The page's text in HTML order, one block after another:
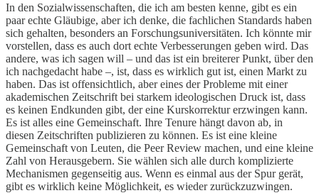
In den Sozialwissenschaften, die ich am besten kenne, gibt es ein
paar echte Gläubige, aber ich denke, die fachlichen Standards haben
sich gehalten, besonders an Forschungsuniversitäten. Ich könnte mir
vorstellen, dass es auch dort echte Verbesserungen geben wird. Das
andere, was ich sagen will – und das ist ein breiterer Punkt, über den
ich nachgedacht habe –, ist, dass es wirklich gut ist, einen Markt zu
haben. Das ist offensichtlich, aber eines der Probleme mit einer
akademischen Zeitschrift bei starkem ideologischen Druck ist, dass
es keinen Endkunden gibt, der eine Kurskorrektur erzwingen kann.
Es ist alles eine Gemeinschaft. Ihre Tenure hängt davon ab, in
diesen Zeitschriften publizieren zu können. Es ist eine kleine
Gemeinschaft von Leuten, die Peer Review machen, und eine kleine
Zahl von Herausgebern. Sie wählen sich alle durch komplizierte
Mechanismen gegenseitig aus. Wenn es einmal aus der Spur gerät,
gibt es wirklich keine Möglichkeit, es wieder zurückzuzwingen.